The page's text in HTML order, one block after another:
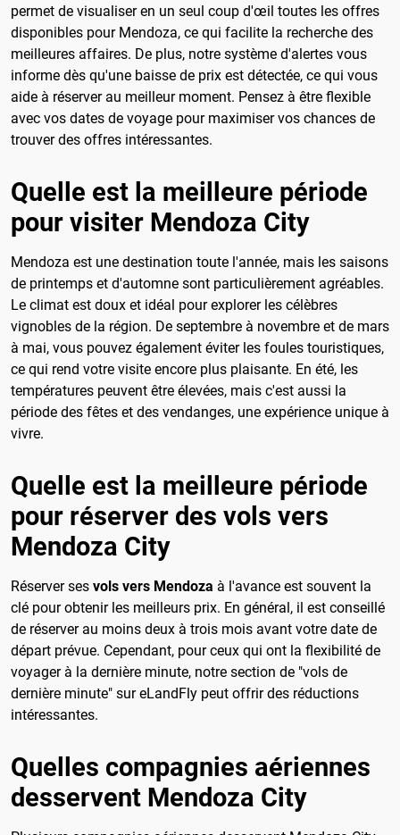
permet de visualiser en un seul coup d'œil toutes les offres
disponibles pour Mendoza, ce qui facilite la recherche des
meilleures affaires. De plus, notre système d'alertes vous
informe dès qu'une baisse de prix est détectée, ce qui vous
aide à réserver au meilleur moment. Pensez à être flexible
avec vos dates de voyage pour maximiser vos chances de
trouver des offres intéressantes.
Quelle est la meilleure période
pour visiter Mendoza City
Mendoza est une destination toute l'année, mais les saisons
de printemps et d'automne sont particulièrement agréables.
Le climat est doux et idéal pour explorer les célèbres
vignobles de la région. De septembre à novembre et de mars
à mai, vous pouvez également éviter les foules touristiques,
ce qui rend votre visite encore plus plaisante. En été, les
températures peuvent être élevées, mais c'est aussi la
période des fêtes et des vendanges, une expérience unique à
vivre.
Quelle est la meilleure période
pour réserver des vols vers
Mendoza City
Réserver ses vols vers Mendoza à l'avance est souvent la
clé pour obtenir les meilleurs prix. En général, il est conseillé
de réserver au moins deux à trois mois avant votre date de
départ prévue. Cependant, pour ceux qui ont la flexibilité de
voyager à la dernière minute, notre section de "vols de
dernière minute" sur eLandFly peut offrir des réductions
intéressantes.
Quelles compagnies aériennes
desservent Mendoza City